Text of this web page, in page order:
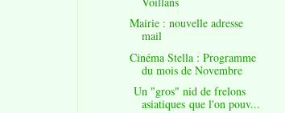
Mairie : nouvelle adresse
mail
Cinéma Stella : Programme
du mois de Novembre
Un "gros" nid de frelons
asiatiques que l'on pouv...